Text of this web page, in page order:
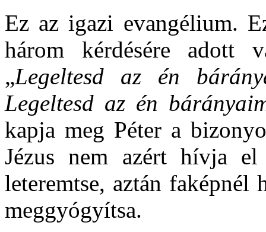
Ez az igazi evangélium.
három kérdésére adott
„Legeltesd az én
Legeltesd az én
kapja meg Péter a
Jézus nem azért hívja el
leteremtse, aztán faképnél
meggyógyítsa.